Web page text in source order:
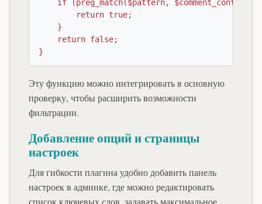
if (preg_match($pattern, $comment_content))
        return true;
    }
    return false;
Эту функцию можно интегрировать в основную
проверку, чтобы расширить возможности
фильтрации.
Добавление опций и страницы
настроек
Для гибкости плагина удобно добавить панель
настроек в админке, где можно редактировать
список ключевых слов, задавать максимальное